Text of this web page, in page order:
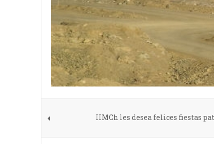
IIMCh les desea felices fiestas